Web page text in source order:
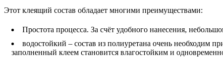
Этот клеящий состав обладает многими преимуществами:
Простота процесса. За счёт удобного нанесения,
водостойкий – состав из полиуретана очень необходим
заполненный клеем становится влагостойким и